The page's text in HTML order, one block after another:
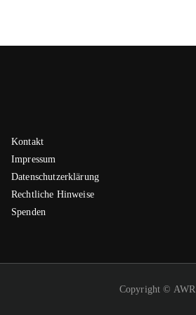
Kontakt
Impressum
Datenschutzerklärung
Rechtliche Hinweise
Spenden
Copyright © AWR